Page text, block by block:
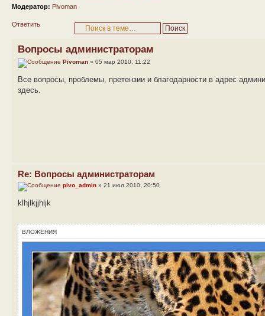
Модератор: Pivoman
Ответить
Вопросы администраторам
Pivoman » 05 мар 2010, 11:22
Все вопросы, проблемы, претензии и благодарности в адрес
здесь.
Re: Вопросы администраторам
pivo_admin » 21 июл 2010, 20:50
klhjlkjjhljk
ВЛОЖЕНИЯ